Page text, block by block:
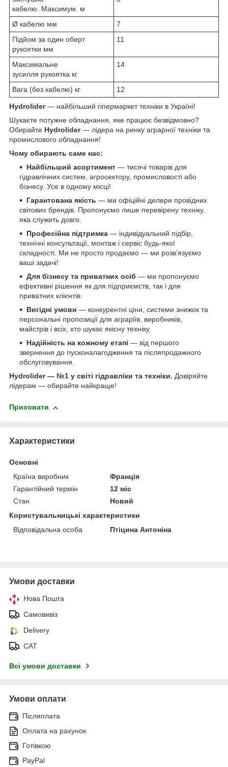
кабелю. Максимум. м
Ø кабелю мм
7
Підйом за один оберт
рукоятки мм
11
Максимальне
зусилля рукоятка кг
14
Вага (без кабелю) кг 12
Hydrolider— найбільший гіпермаркет техніки в Україні!
Шукаєте потужне обладнання, яке працює безвідмовно?
Обирайте Hydrolider— лідера на ринку аграрної техніки та
промислового обладнання!
Чому обирають саме нас:
Найбільший асортимент — тисячі товарів для
гідравлічних систем, агросектору, промисловості або
бізнесу. Усе в одному місці!
Гарантована якість — ми офіційні дилери провідних
світових брендів. Пропонуємо лише перевірену техніку,
яка служить довго.
Професійна підтримка — індивідуальний підбір,
технічні консультації, монтаж і сервіс будь-якої
складності. Ми не просто продаємо — ми розв’язуємо
ваші задачі!
Для бізнесу та приватних осіб — ми пропонуємо
ефективні рішення як для підприємств, так і для
приватних клієнтів.
Вигідні умови — конкурентні ціни, системи знижок та
персональні пропозиції для аграріїв, виробників,
майстрів і всіх, хто шукає якісну техніку.
Надійність на кожному етапі — від першого
звернення до пусконалагодження та післяпродажного
обслуговування.
Hydrolider — №1 у світі гідравліки та техніки. Довіряйте
лідерам — обирайте найкраще!
Приховати
Характеристики
Основні
Країна виробник
Франція
Гарантійний термін
12 міс
Стан
Новий
Користувальницькі характеристики
Відповідальна особа
Птіцина Антоніна
Умови доставки
Нова Пошта
Самовивіз
Delivery
САТ
Всі умови доставки
Умови оплати
Післяплата
Оплата на рахунок
Готівкою
PayPal